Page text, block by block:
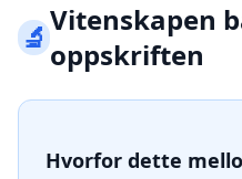
🔬Vitenskapen
oppskriften
Hvorfor dette